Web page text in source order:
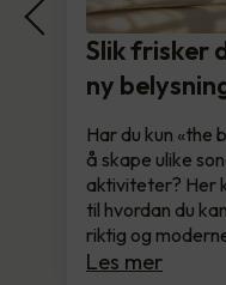
Slik frisker
ny
Har du kun «the
å skape ulike
aktiviteter? Her
til hvordan du
riktig og
Les mer